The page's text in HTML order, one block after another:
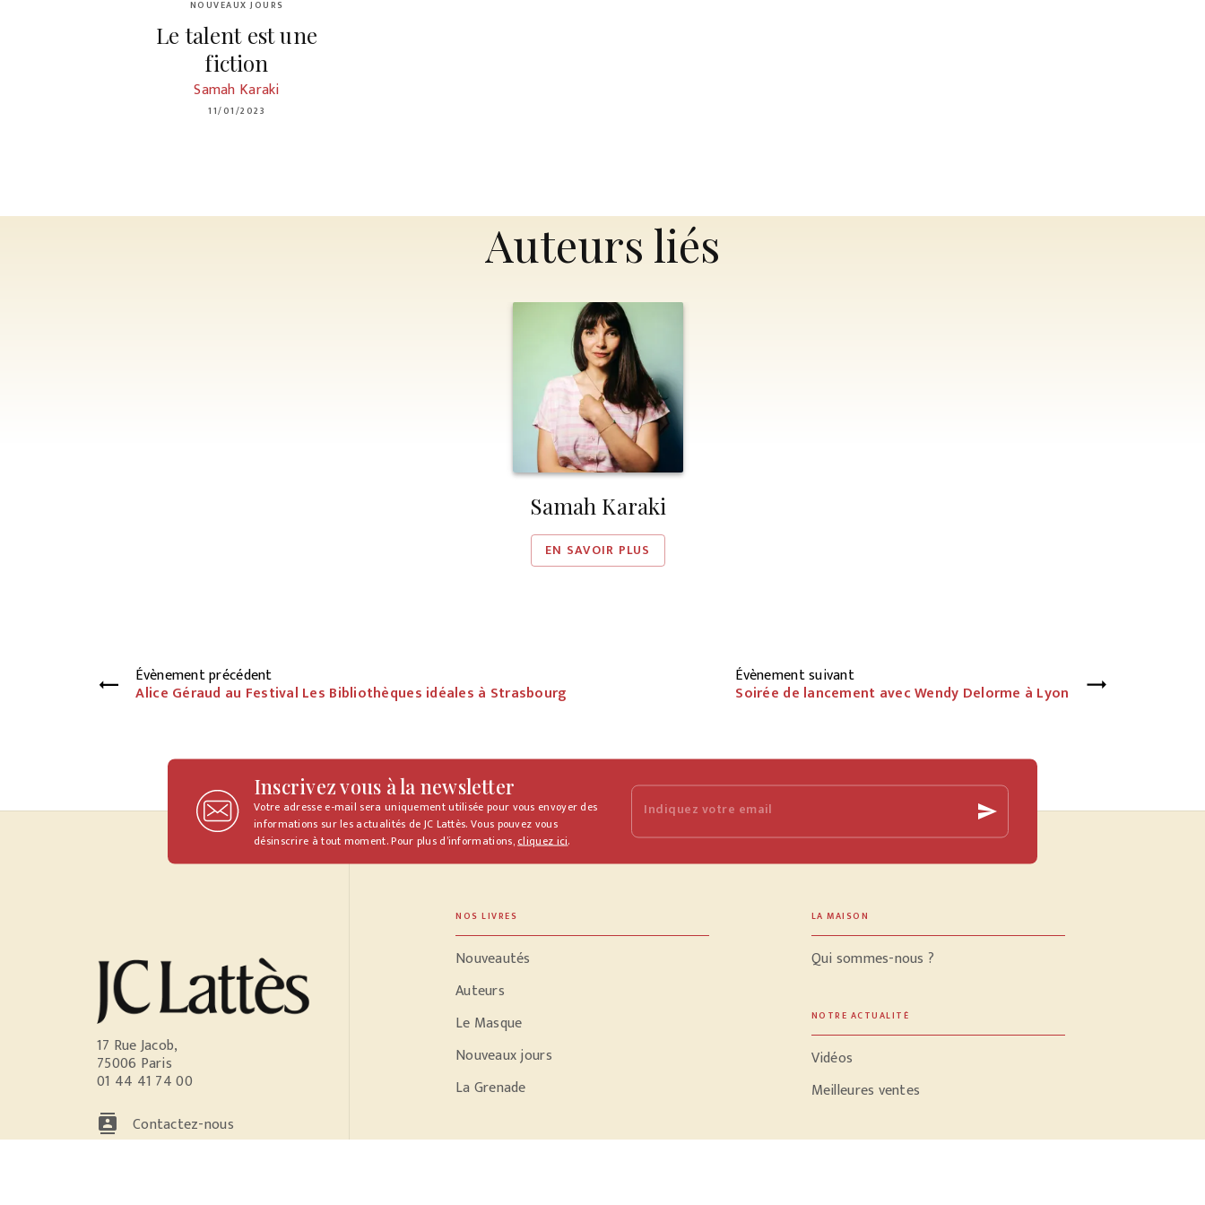
NOUVEAUX JOURS
Le talent est une
fiction
Samah Karaki
11/01/2023
Auteurs liés
Samah Karaki
EN SAVOIR PLUS
Évènement précédent
Alice Géraud au Festival Les Bibliothèques idéales à Strasbourg
Évènement suivant
Soirée de lancement avec Wendy Delorme à Lyon
Inscrivez vous à la newsletter
Votre adresse e-mail sera uniquement utilisée pour vous envoyer des
informations sur les actualités de JC Lattès. Vous pouvez vous
désinscrire à tout moment. Pour plus d’informations,cliquez ici.
Indiquez votre email send
17 Rue Jacob,
75006 Paris
01 44 41 74 00
contacts Contactez-nous
NOS LIVRES
Nouveautés
Auteurs
Le Masque
Nouveaux jours
La Grenade
PODCASTS
LA MAISON
Qui sommes-nous ?
NOTRE ACTUALITÉ
Vidéos
Meilleures ventes